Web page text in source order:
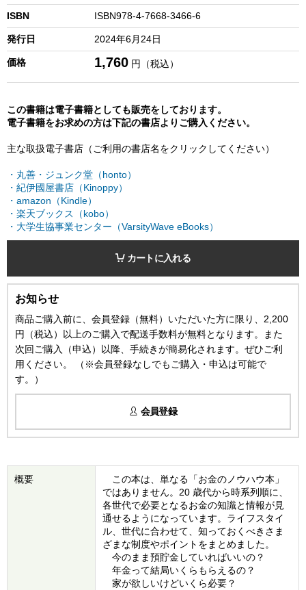
ISBN ISBN978-4-7668-3466-6
発行日 2024年6月24日
価格 1,760 円（税込）
この書籍は電子書籍としても販売をしております。
電子書籍をお求めの方は下記の書店よりご購入ください。
主な取扱電子書店（ご利用の書店名をクリックしてください）
・丸善・ジュンク堂（honto）
・紀伊國屋書店（Kinoppy）
・amazon（Kindle）
・楽天ブックス（kobo）
・大学生協事業センター（VarsityWave eBooks）
カートに入れる
お知らせ
商品ご購入前に、会員登録（無料）いただいた方に限り、2,200
円（税込）以上のご購入で配送手数料が無料となります。また
次回ご購入（申込）以降、手続きが簡易化されます。ぜひご利
用ください。 （※会員登録なしでもご購入・申込は可能で
す。）
会員登録
概要
この本は、単なる「お金のノウハウ本」
ではありません。20 歳代から時系列順に、
各世代で必要となるお金の知識と情報が見
通せるようになっています。ライフスタイ
ル、世代に合わせて、知っておくべきさま
ざまな制度やポイントをまとめました。
今のまま預貯金していればいいの？
年金って結局いくらもらえるの？
家が欲しいけどいくら必要？